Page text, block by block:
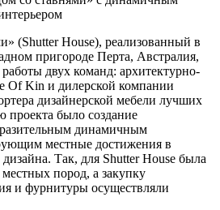
(Shutter House), реализованный в
пригороде Перта, Австралия,
двух команд: архитектурно-
Of Kin и дилерской компании
дизайнерской мебели лучших
было создание
динамичным
местные достижения в
дизайна. Так, для Shutter House была
пород, а закупку
и фурнитуры осуществляли